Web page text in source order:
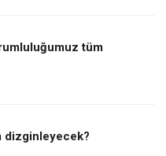
tüm
dizginleyecek?